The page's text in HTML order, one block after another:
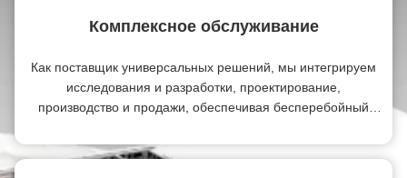
Комплексное обслуживание
Как поставщик универсальных решений, мы интегрируем
исследования и разработки, проектирование,
производство и продажи, обеспечивая бесперебойный
от концепции до завершения.